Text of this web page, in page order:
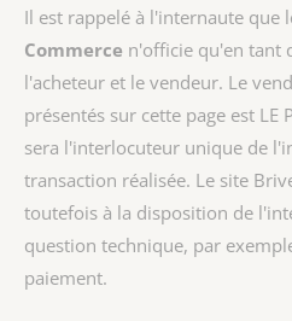
Il est rappelé à l'internaute que
Commerce n'officie qu'en tant
l'acheteur et le vendeur. Le
présentés sur cette page est LE
sera l'interlocuteur unique de
transaction réalisée. Le site
toutefois à la disposition de
question technique, par
paiement.